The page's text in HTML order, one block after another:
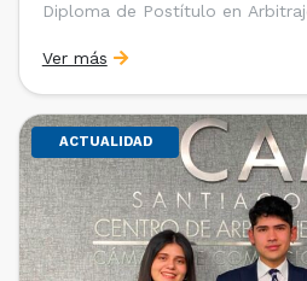
Diploma de Postítulo en
Derecho Internacional de la
Universidad de Chile y […]
Ver más
ACTUALIDAD